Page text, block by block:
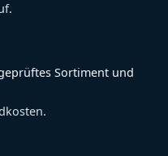
Sortiment und